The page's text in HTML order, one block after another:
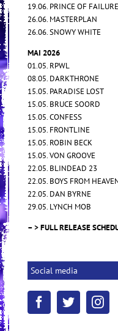
19.06. PRINCE OF FAILURE
26.06. MASTERPLAN
26.06. SNOWY WHITE
MAI 2026
01.05. RPWL
08.05. DARKTHRONE
15.05. PARADISE LOST
15.05. BRUCE SOORD
15.05. CONFESS
15.05. FRONTLINE
15.05. ROBIN BECK
15.05. VON GROOVE
22.05. BLINDEAD 23
22.05. BOYS FROM
22.05. DAN BYRNE
29.05. LYNCH MOB
– > FULL RELEASE
Social media